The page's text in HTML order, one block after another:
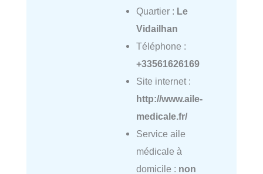
Quartier : Le
Vidailhan
Téléphone :
+33561626169
Site internet :
http://www.aile-
medicale.fr/
Service aile
médicale à
domicile : non